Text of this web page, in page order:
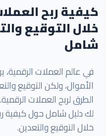
كيفية ربح
خلال التوقيع
شامل
في عالم العملات الرقمية،
الأموال، ولكن التوقيع
الطرق لربح العملات
لك دليل شامل حول كيفية
خلال التوقيع والتعدين.